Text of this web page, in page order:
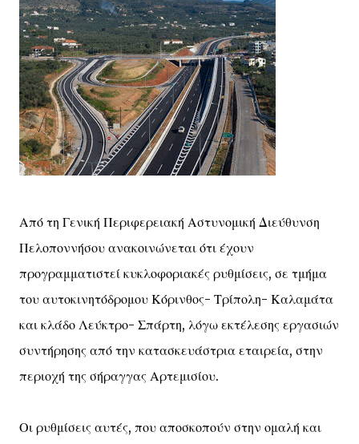
Από τη Γενική Περιφερειακή Αστυνομική Διεύθυνση
Πελοποννήσου ανακοινώνεται ότι έχουν
προγραμματιστεί κυκλοφοριακές ρυθμίσεις, σε τμήμα
του αυτοκινητόδρομου Κόρινθος- Τρίπολη- Καλαμάτα
και κλάδο Λεύκτρο- Σπάρτη, λόγω εκτέλεσης εργασιών
συντήρησης από την κατασκευάστρια εταιρεία, στην
περιοχή της σήραγγας Αρτεμισίου.
Οι ρυθμίσεις αυτές, που αποσκοπούν στην ομαλή και